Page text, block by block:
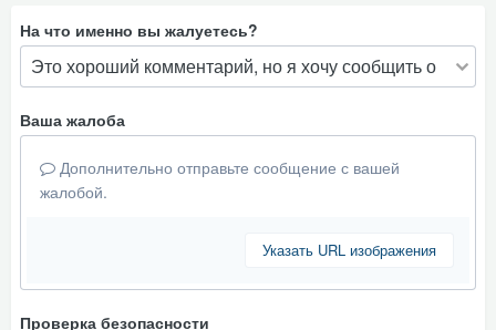
На что именно вы жалуетесь?
Ваша жалоба
Дополнительно отправьте сообщение с вашей
жалобой.
Указать URL изображения
Проверка безопасности